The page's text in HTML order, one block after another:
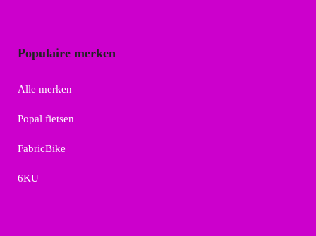
Populaire merken
Alle merken
Popal fietsen
FabricBike
6KU